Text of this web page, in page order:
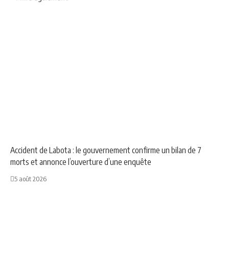
Accident de Labota : le gouvernement confirme un bilan de 7
morts et annonce l’ouverture d’une enquête
5 août 2026